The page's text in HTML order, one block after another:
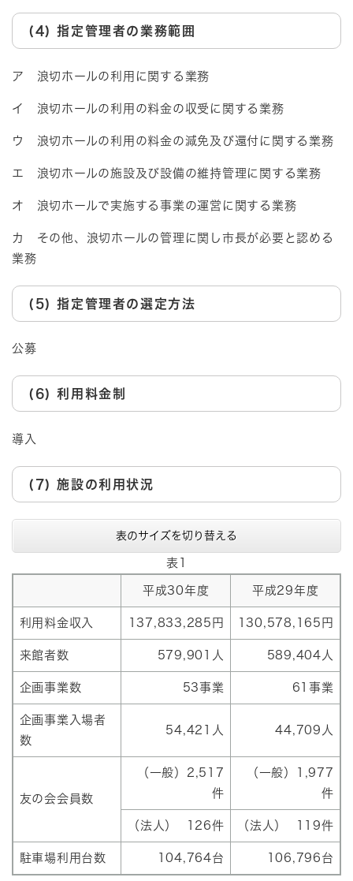
(4) 指定管理者の業務範囲
ア 浪切ホールの利用に関する業務
イ 浪切ホールの利用の料金の収受に関する業務
ウ 浪切ホールの利用の料金の減免及び還付に関する業務
エ 浪切ホールの施設及び設備の維持管理に関する業務
オ 浪切ホールで実施する事業の運営に関する業務
カ その他、浪切ホールの管理に関し市長が必要と認める
業務
(5) 指定管理者の選定方法
公募
(6) 利用料金制
導入
(7) 施設の利用状況
表のサイズを切り替える
表1
平成30年度 平成29年度
利用料金収入 137,833,285円 130,578,165円
来館者数 579,901人 589,404人
企画事業数 53事業 61事業
企画事業入場者
数
54,421人 44,709人
友の会会員数
（一般）2,517
件
（一般）1,977
件
（法人） 126件 （法人） 119件
駐車場利用台数 104,764台 106,796台